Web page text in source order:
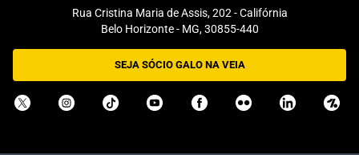
Rua Cristina Maria de Assis, 202 - Califórnia
Belo Horizonte - MG, 30855-440
SEJA SÓCIO GALO NA VEIA